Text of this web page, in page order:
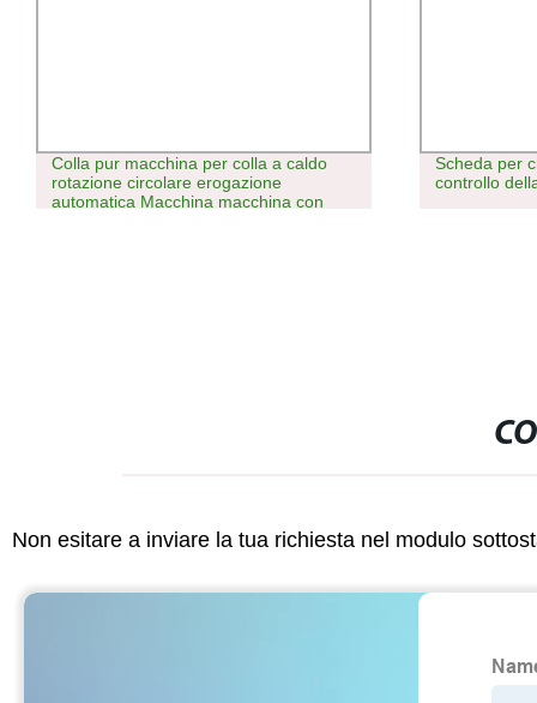
Colla pur macchina per colla a caldo
rotazione circolare erogazione
automatica Macchina macchina con
Scheda per
controllo
Non esitare a inviare la tua richiesta nel modulo